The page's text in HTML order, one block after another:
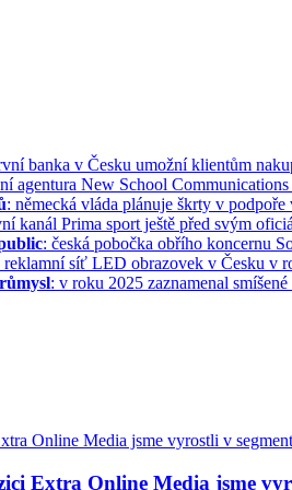
banka v Česku umožní klientům
agentura New School
: německá vláda plánuje škrty v
kanál Prima sport ještě před svým
: česká pobočka obřího koncernu
reklamní síť LED obrazovek v Česku v
: v roku 2025 zaznamenal
Extra Online Media jsme